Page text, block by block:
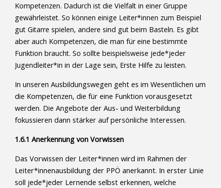
Kompetenzen. Dadurch ist die Vielfalt in einer Gruppe
gewährleistet. So können einige Leiter*innen zum Beispiel
gut Gitarre spielen, andere sind gut beim Basteln. Es gibt
aber auch Kompetenzen, die man für eine bestimmte
Funktion braucht. So sollte beispielsweise jede*jeder
Jugendleiter*in in der Lage sein, Erste Hilfe zu leisten.
In unseren Ausbildungswegen geht es im Wesentlichen um
die Kompetenzen, die für eine Funktion vorausgesetzt
werden. Die Angebote der Aus- und Weiterbildung
fokussieren dann stärker auf persönliche Interessen.
1.6.1 Anerkennung von Vorwissen
Das Vorwissen der Leiter*innen wird im Rahmen der
Leiter*innenausbildung der PPÖ anerkannt. In erster Linie
soll jede*jeder Lernende selbst erkennen, welche